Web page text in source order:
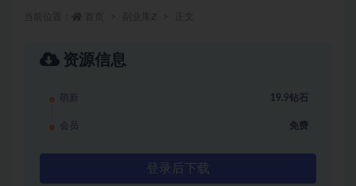
资源信息
萌新 19.9钻石
会员 免费
登录后下载